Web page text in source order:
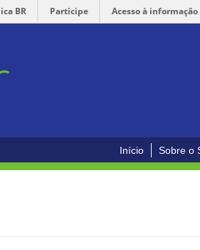
BR Participe Acesso à informação
Início Sobre o